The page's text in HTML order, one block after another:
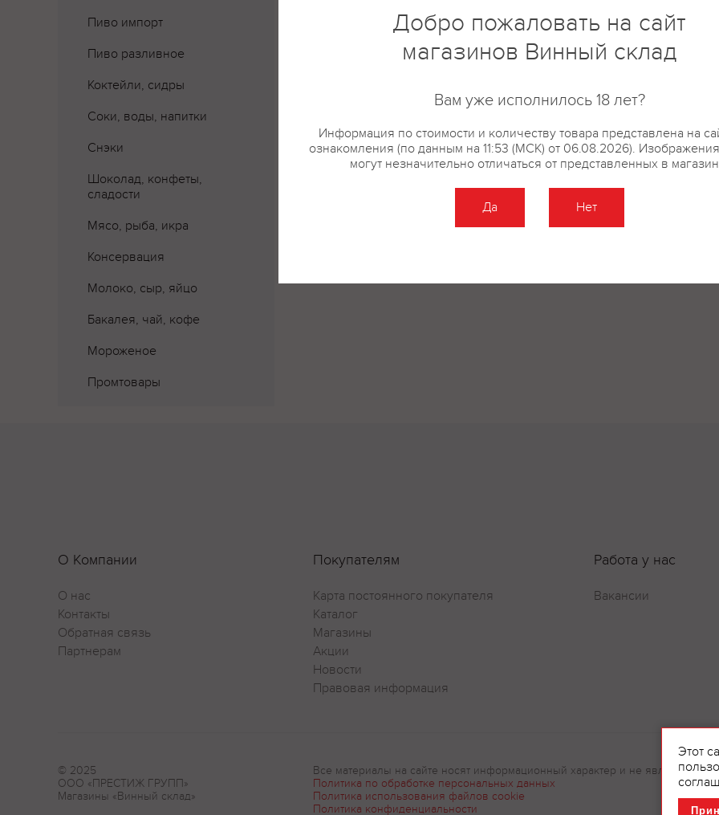
Пиво импорт
Пиво разливное
Коктейли, сидры
Соки, воды, напитки
Снэки
Шоколад, конфеты,
сладости
Мясо, рыба, икра
Консервация
Молоко, сыр, яйцо
Бакалея, чай, кофе
Мороженое
Промтовары
О Компании
О нас
Контакты
Обратная связь
Партнерам
Покупателям
Карта постоянного покупателя
Каталог
Магазины
Акции
Новости
Правовая информация
Работа у нас
Вакансии
© 2025
ООО «ПРЕСТИЖ ГРУПП»
Магазины «Винный склад»
Все материалы на сайте носят информационный характер и не являются
Политика по обработке персональных данных
Политика использования файлов cookie
Политика конфиденциальности
Этот
Добро пожаловать на сайт
магазинов Винный склад
Вам уже исполнилось 18 лет?
Информация по стоимости и количеству товара представлена на
ознакомления (по данным на 11:53 (МСК) от 06.08.2026).
могут незначительно отличаться от представленных в
Да Нет